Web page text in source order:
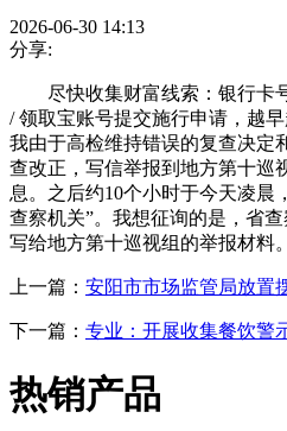
2026-06-30 14:13
分享:
尽快收集财富线索：银行卡
/ 领取宝账号提交施行申请，越
我由于高检维持错误的复查决定
查改正，写信举报到地方第十巡
息。之后约10个小时于今天凌晨
查察机关”。我想征询的是，省
写给地方第十巡视组的举报材料。
上一篇： 安阳市市场监管局放置
下一篇： 专业：开展收集餐饮警
热销产品